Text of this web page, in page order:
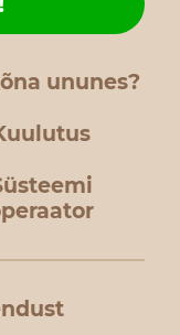
ununes?